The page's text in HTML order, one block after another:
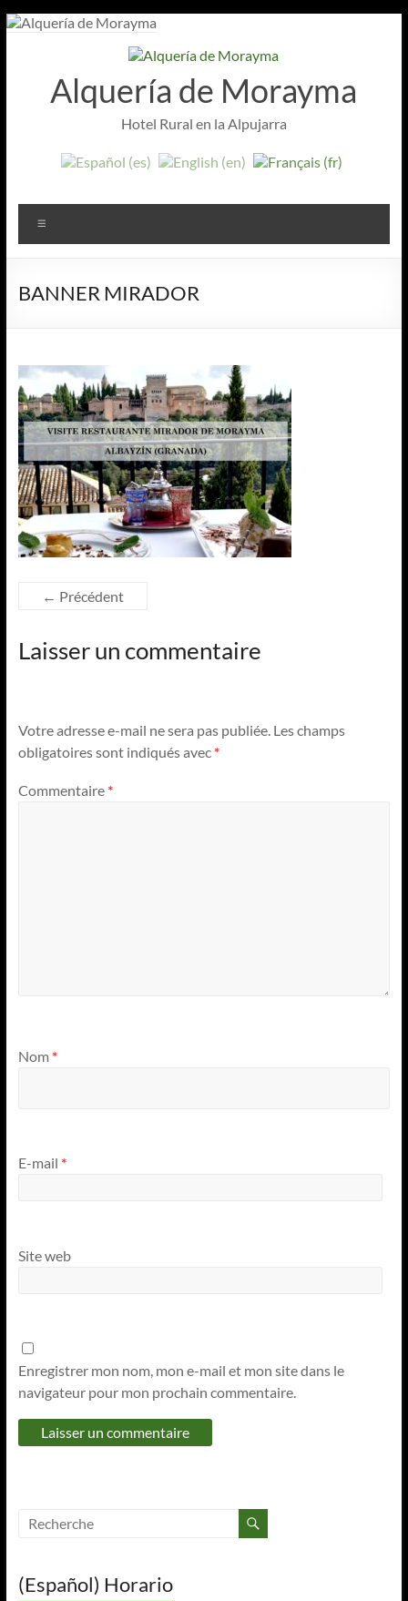
Aller
Alquería de Morayma
Hotel Rural en la Alpujarra
BANNER MIRADOR
← Précédent
Laisser un commentaire
Votre adresse e-mail ne sera pas publiée. Les champs
obligatoires sont indiqués avec *
Commentaire *
Nom *
E-mail *
Site web
Enregistrer mon nom, mon e-mail et mon site dans le
navigateur pour mon prochain commentaire.
(Español) Horario